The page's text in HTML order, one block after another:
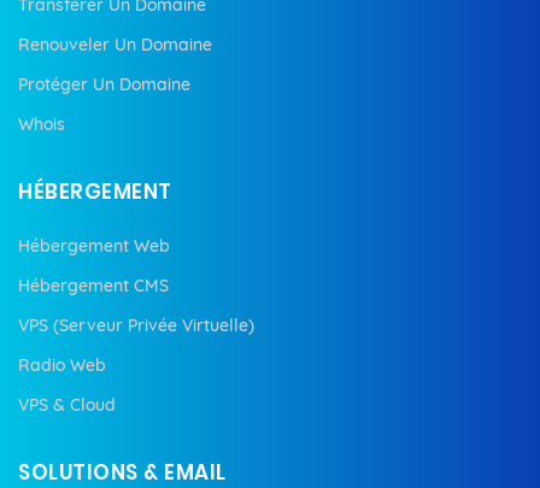
Transférer Un Domaine
Renouveler Un Domaine
Protéger Un Domaine
Whois
HÉBERGEMENT
Hébergement Web
Hébergement CMS
VPS (Serveur Privée Virtuelle)
Radio Web
VPS & Cloud
SOLUTIONS & EMAIL